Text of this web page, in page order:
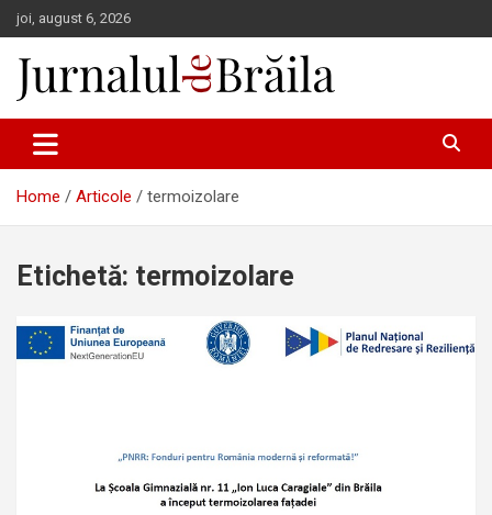
Skip
to
content
joi, august 6, 2026
Jurnalul de Brăila
Home Articole termoizolare
Etichetă: termoizolare